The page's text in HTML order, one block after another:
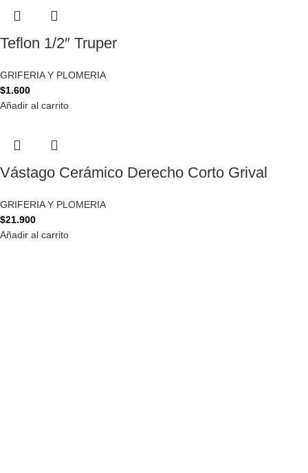
Teflon 1/2″ Truper
GRIFERIA Y PLOMERIA
$1.600
Añadir al carrito
Vástago Cerámico Derecho Corto Grival
GRIFERIA Y PLOMERIA
$21.900
Añadir al carrito